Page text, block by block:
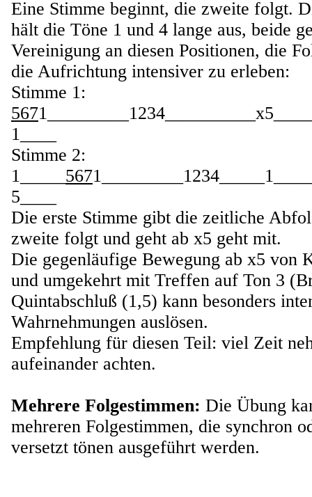
Eine Stimme beginnt, die zweite folgt.
hält die Töne 1 und 4 lange aus, beide
Vereinigung an diesen Positionen, die
die Aufrichtung intensiver zu erleben:
Stimme 1:
567
1____
Stimme 2:
1_____ 567
5____
Die erste Stimme gibt die zeitliche
zweite folgt und geht ab x5 geht mit.
Die gegenläufige Bewegung ab x5 von
und umgekehrt mit Treffen auf Ton 3
Quintabschluß (1,5) kann besonders
Wahrnehmungen auslösen.
Empfehlung für diesen Teil: viel Zeit
aufeinander achten.
Mehrere Folgestimmen: Die Übung
mehreren Folgestimmen, die synchron
versetzt tönen ausgeführt werden.